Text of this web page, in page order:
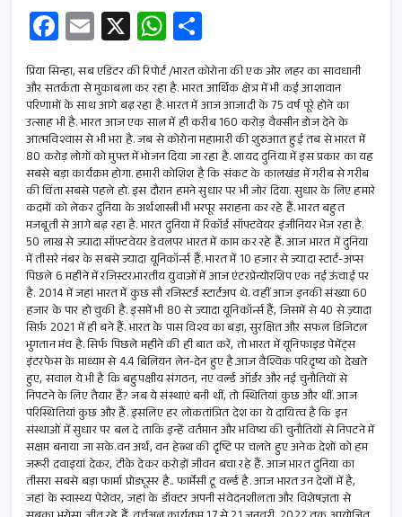
Fa
ce
b
o
o
k
E
m
ail
X W
h
at
s
A
p
p
h
ar
e
प्रिया सिन्हा, सब एडिटर की रिपोर्ट /भारत कोरोना की एक ओर लहर का सावधानी
और सतर्कता से मुकाबला कर रहा है. भारत आर्थिक क्षेत्र में भी कई आशावान
परिणामों के साथ आगे बढ़ रहा है. भारत में आज आजादी के 75 वर्ष पूरे होने का
उत्साह भी है. भारत आज एक साल में ही करीब 160 करोड़ वैक्सीन डोज देने के
आत्मविश्वास से भी भरा है. जब से कोरोना महामारी की शुरुआत हुई तब से भारत में
80 करोड़ लोगों को मुफ्त में भोजन दिया जा रहा है. शायद दुनिया में इस प्रकार का यह
सबसे बड़ा कार्यक्रम होगा. हमारी कोशिश है कि संकट के कालखंड में गरीब से गरीब
की चिंता सबसे पहले हो. इस दौरान हमने सुधार पर भी जोर दिया. सुधार के लिए हमारे
कदमों को लेकर दुनिया के अर्थशास्त्री भी भरपूर सराहना कर रहे हैं. भारत बहुत
मजबूती से आगे बढ़ रहा है. भारत दुनिया में रिकॉर्ड सॉफ्टवेयर इंजीनियर भेज रहा है.
50 लाख से ज्यादा सॉफ्टवेयर डेवलपर भारत में काम कर रहे हैं. आज भारत में दुनिया
में तीसरे नंबर के सबसे ज्यादा यूनिकॉर्न्स हैं. भारत में 10 हजार से ज्यादा स्टार्ट-अप्स
पिछले 6 महीने में रजिस्टर.भारतीय युवाओं में आज एंटरप्रेन्योरशिप एक नई ऊंचाई पर
है. 2014 में जहां भारत में कुछ सौ रजिस्टर्ड स्टार्टअप थे. वहीं आज इनकी संख्या 60
हजार के पार हो चुकी है. इसमें भी 80 से ज्यादा यूनिकॉर्न्स हैं, जिसमें से 40 से ज़्यादा
सिर्फ़ 2021 में ही बने हैं. भारत के पास विश्व का बड़ा, सुरक्षित और सफल डिजिटल
भुगतान मंच है. सिर्फ पिछले महीने की ही बात करें, तो भारत में यूनिफाइड पेमेंट्स
इंटरफेस के माध्यम से 4.4 बिलियन लेन-देन हुए है.आज वैश्विक परिदृष्य को देखते
हुए, सवाल ये भी है कि बहुपक्षीय संगठन, नए वर्ल्ड ऑर्डर और नई चुनौतियों से
निपटने के लिए तैयार हैं? जब ये संस्थाएं बनी थीं, तो स्थितियां कुछ और थीं. आज
परिस्थितियां कुछ और हैं. इसलिए हर लोकतांत्रित देश का ये दायित्व है कि इन
संस्थाओं में सुधार पर बल दे ताकि इन्हें वर्तमान और भविष्य की चुनौतियों से निपटने में
सक्षम बनाया जा सके.वन अर्थ, वन हेल्थ की दृष्टि पर चलते हुए अनेक देशों को हम
जरूरी दवाइयां देकर, टीके देकर करोड़ों जीवन बचा रहे हैं. आज भारत दुनिया का
तीसरा सबसे बड़ा फार्मा प्रोड्यूसर है.. फार्मेसी टू वर्ल्ड है. आज भारत उन देशों में है,
जहां के स्वास्थ्य पेशेवर, जहां के डॉक्टर अपनी संवेदनशीलता और विशेषज्ञता से